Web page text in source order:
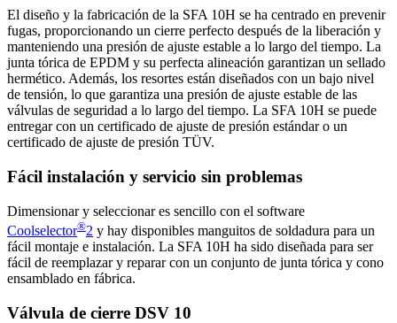
El diseño y la fabricación de la SFA 10H se ha centrado en prevenir
fugas, proporcionando un cierre perfecto después de la liberación y
manteniendo una presión de ajuste estable a lo largo del tiempo. La
junta tórica de EPDM y su perfecta alineación garantizan un sellado
hermético. Además, los resortes están diseñados con un bajo nivel
de tensión, lo que garantiza una presión de ajuste estable de las
válvulas de seguridad a lo largo del tiempo. La SFA 10H se puede
entregar con un certificado de ajuste de presión estándar o un
certificado de ajuste de presión TÜV.
Fácil instalación y servicio sin problemas
Dimensionar y seleccionar es sencillo con el software
Coolselector®2 y hay disponibles manguitos de soldadura para un
fácil montaje e instalación. La SFA 10H ha sido diseñada para ser
fácil de reemplazar y reparar con un conjunto de junta tórica y cono
ensamblado en fábrica.
Válvula de cierre DSV 10